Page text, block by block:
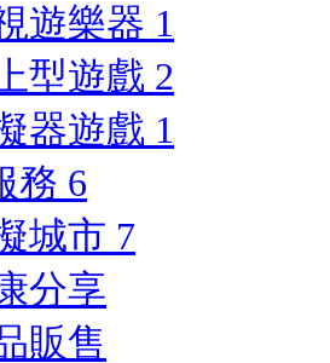
遊樂器 1
型遊戲 2
器遊戲 1
務 6
城市 7
分享
販售